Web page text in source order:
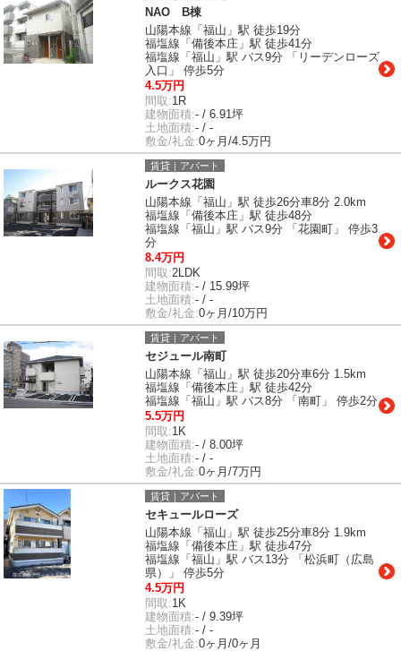
NAO B棟
山陽本線「福山」駅 徒歩19分
福塩線「備後本庄」駅 徒歩41分
福塩線「福山」駅 バス9分 「リーデンローズ
入口」 停歩5分
4.5万円
間取:1R
建物面積:- / 6.91坪
土地面積:- / -
敷金/礼金:0ヶ月/4.5万円
賃貸｜アパート
ルークス花園
山陽本線「福山」駅 徒歩26分車8分 2.0km
福塩線「備後本庄」駅 徒歩48分
福塩線「福山」駅 バス9分 「花園町」 停歩3
分
8.4万円
間取:2LDK
建物面積:- / 15.99坪
土地面積:- / -
敷金/礼金:0ヶ月/10万円
賃貸｜アパート
セジュール南町
山陽本線「福山」駅 徒歩20分車6分 1.5km
福塩線「備後本庄」駅 徒歩42分
福塩線「福山」駅 バス8分 「南町」 停歩2分
5.5万円
間取:1K
建物面積:- / 8.00坪
土地面積:- / -
敷金/礼金:0ヶ月/7万円
賃貸｜アパート
セキュールローズ
山陽本線「福山」駅 徒歩25分車8分 1.9km
福塩線「備後本庄」駅 徒歩47分
福塩線「福山」駅 バス13分 「松浜町（広島
県）」 停歩5分
4.5万円
間取:1K
建物面積:- / 9.39坪
土地面積:- / -
敷金/礼金:0ヶ月/0ヶ月